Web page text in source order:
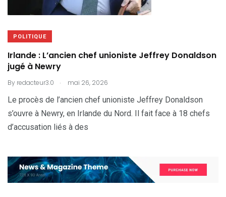
POLITIQUE
Irlande : L’ancien chef unioniste Jeffrey Donaldson
jugé à Newry
By redacteur3.0 . mai 26, 2026
Le procès de l’ancien chef unioniste Jeffrey Donaldson
s’ouvre à Newry, en Irlande du Nord. Il fait face à 18 chefs
d’accusation liés à des